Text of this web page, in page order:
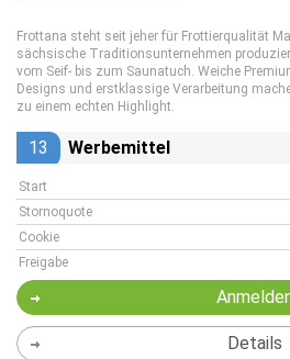
Frottana steht seit jeher für Frottierqualität
sächsische Traditionsunternehmen
vom Seif- bis zum Saunatuch. Weiche
Designs und erstklassige Verarbeitung
zu einem echten Highlight.
13 Werbemittel
Start
Stornoquote
Cookie
Freigabe
Details